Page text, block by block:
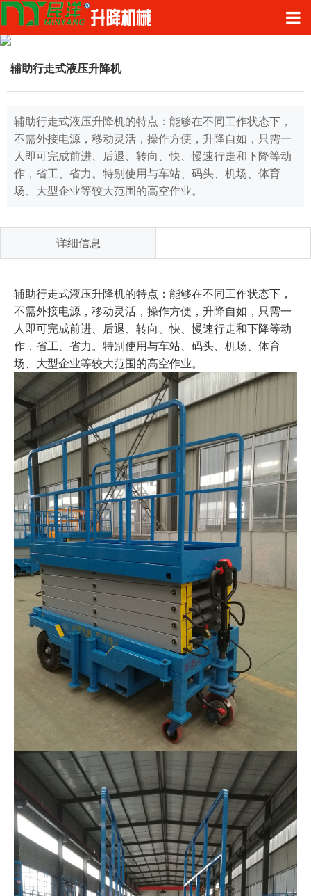
辅助行走式液压升降机
辅助行走式液压升降机的特点：能够在不同工作状态下，
不需外接电源，移动灵活，操作方便，升降自如，只需一
人即可完成前进、后退、转向、快、慢速行走和下降等动
作，省工、省力。特别使用与车站、码头、机场、体育
场、大型企业等较大范围的高空作业。
详细信息
辅助行走式液压升降机的特点：能够在不同工作状态下，
不需外接电源，移动灵活，操作方便，升降自如，只需一
人即可完成前进、后退、转向、快、慢速行走和下降等动
作，省工、省力。特别使用与车站、码头、机场、体育
场、大型企业等较大范围的高空作业。